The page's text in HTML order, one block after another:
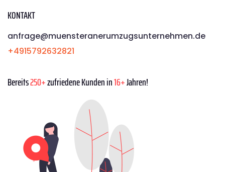
KONTAKT
anfrage@muensteranerumzugsunternehmen.de
+4915792632821
Bereits250+zufriedene Kunden in16+Jahren!